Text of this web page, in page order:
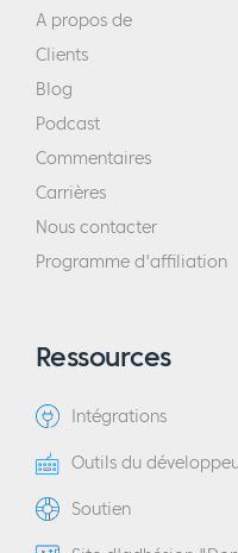
A propos de
Clients
Blog
Podcast
Commentaires
Carrières
Nous contacter
Programme d'affiliation
Ressources
Intégrations
Outils du
Soutien